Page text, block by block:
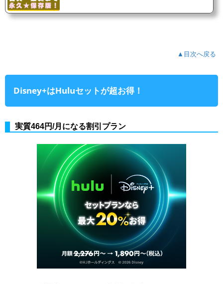
▲目次へ戻る
Disney+はHuluセットが超お得！
実質464円/月になる割引プラン